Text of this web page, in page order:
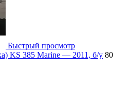
Быстрый просмотр
KS 385 Marine — 2011, б/у 80